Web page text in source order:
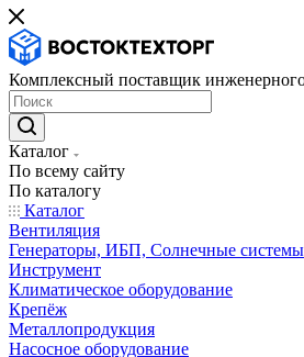
Комплексный поставщик
Каталог
По всему сайту
По каталогу
Каталог
Вентиляция
Генераторы, ИБП, Солнечные системы
Инструмент
Климатическое оборудование
Крепёж
Металлопродукция
Насосное оборудование